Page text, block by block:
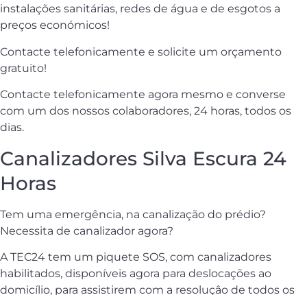
instalações sanitárias, redes de água e de esgotos a
preços económicos!
Contacte telefonicamente e solicite um orçamento
gratuito!
Contacte telefonicamente agora mesmo e converse
com um dos nossos colaboradores, 24 horas, todos os
dias.
Canalizadores Silva Escura 24
Horas
Tem uma emergência, na canalização do prédio?
Necessita de canalizador agora?
A TEC24 tem um piquete SOS, com canalizadores
habilitados, disponíveis agora para deslocações ao
domicílio, para assistirem com a resoluçâo de todos os